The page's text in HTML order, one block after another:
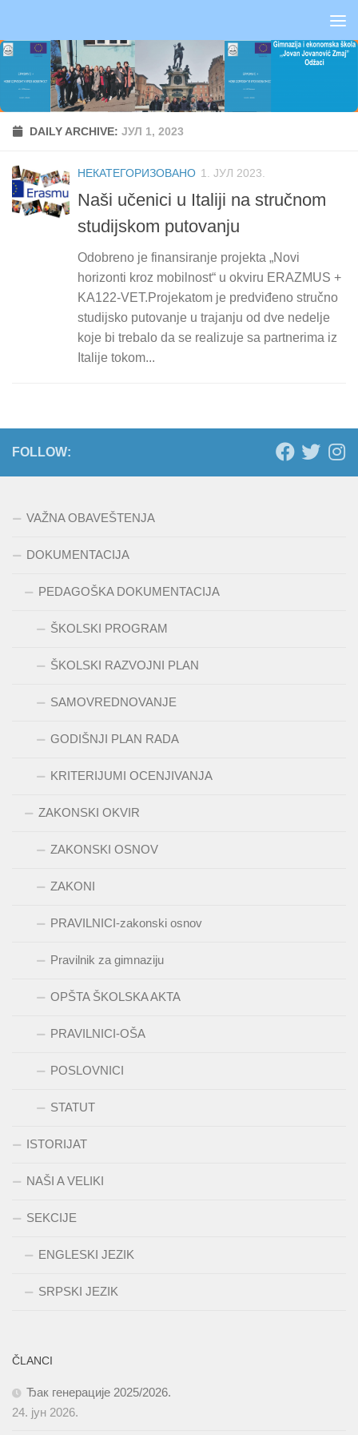
DAILY ARCHIVE: ЈУЛ 1, 2023
НЕКАТЕГОРИЗОВАНО 1. ЈУЛ 2023.
Naši učenici u Italiji na stručnom
studijskom putovanju
Odobreno je finansiranje projekta „Novi
horizonti kroz mobilnost“ u okviru ERAZMUS +
KA122-VET.Projekatom je predviđeno stručno
studijsko putovanje u trajanju od dve nedelje
koje bi trebalo da se realizuje sa partnerima iz
Italije tokom...
FOLLOW:
VAŽNA OBAVEŠTENJA
DOKUMENTACIJA
PEDAGOŠKA DOKUMENTACIJA
ŠKOLSKI PROGRAM
ŠKOLSKI RAZVOJNI PLAN
SAMOVREDNOVANJE
GODIŠNJI PLAN RADA
KRITERIJUMI OCENJIVANJA
ZAKONSKI OKVIR
ZAKONSKI OSNOV
ZAKONI
PRAVILNICI-zakonski osnov
Pravilnik za gimnaziju
OPŠTA ŠKOLSKA AKTA
PRAVILNICI-OŠA
POSLOVNICI
STATUT
ISTORIJAT
NAŠI A VELIKI
SEKCIJE
ENGLESKI JEZIK
SRPSKI JEZIK
ČLANCI
Ђак генерације 2025/2026.
24. јун 2026.